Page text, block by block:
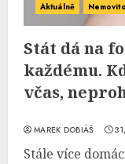
Aktuálně
Stát dá na
každému.
včas,
MAREK DOBIÁŠ
Stále více